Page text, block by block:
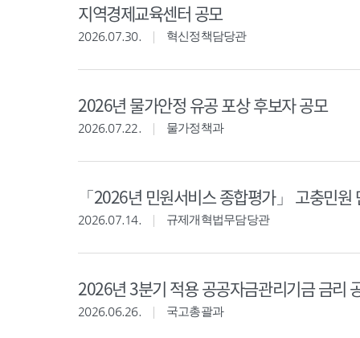
지역경제교육센터 공모
2026.07.30. 혁신정책담당관
2026년 물가안정 유공 포상 후보자 공모
2026.07.22. 물가정책과
「2026년 민원서비스 종합평가」 고충민
2026.07.14. 규제개혁법무담당관
2026년 3분기 적용 공공자금관리기금 금리
2026.06.26. 국고총괄과